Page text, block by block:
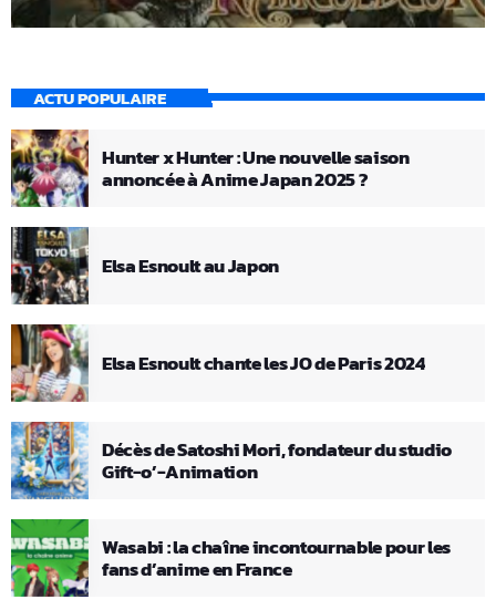
ACTU POPULAIRE
Hunter x Hunter : Une nouvelle saison
annoncée à Anime Japan 2025 ?
Elsa Esnoult au Japon
Elsa Esnoult chante les JO de Paris 2024
Décès de Satoshi Mori, fondateur du studio
Gift-o’-Animation
Wasabi : la chaîne incontournable pour les
fans d’anime en France